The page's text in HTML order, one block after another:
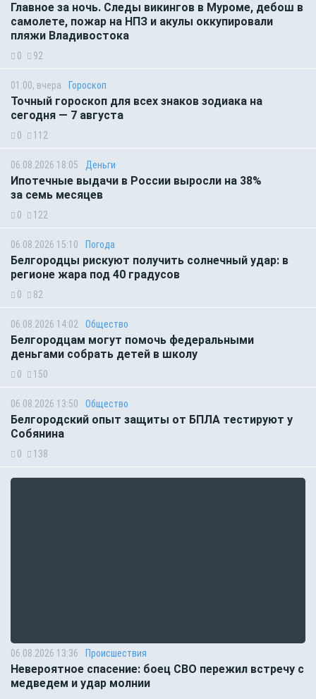
Главное за ночь. Следы викингов в Муроме, дебош в
самолете, пожар на НПЗ и акулы оккупировали
пляжи Владивостока
0 92
01:00, вчера Гороскоп
Точный гороскоп для всех знаков зодиака на
сегодня — 7 августа
0 112
06.08.2026 18:05 Деньги
Ипотечные выдачи в России выросли на 38%
за семь месяцев
0 122
06.08.2026 15:10 Погода
Белгородцы рискуют получить солнечный удар: в
регионе жара под 40 градусов
0 82
06.08.2026 14:02 Общество
Белгородцам могут помочь федеральными
деньгами собрать детей в школу
0 150
06.08.2026 13:50 Общество
Белгородский опыт защиты от БПЛА тестируют у
Собянина
0 138
06.08.2026 13:36 Происшествия
Невероятное спасение: боец СВО пережил встречу с
медведем и удар молнии